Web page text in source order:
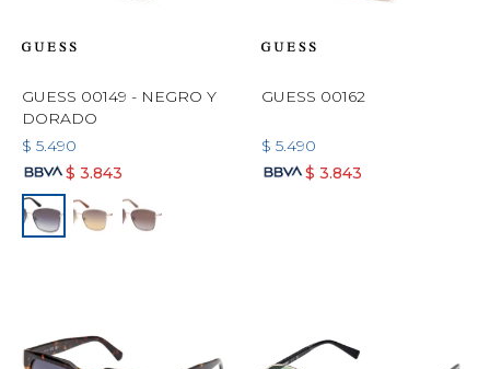
GUESS 00149 - NEGRO Y
DORADO
$ 5.490
$ 3.843
GUESS 00162
$ 5.490
$ 3.843